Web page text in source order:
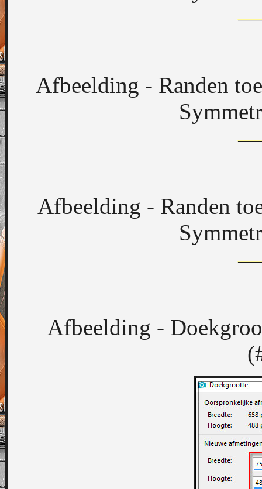
Afbeelding - Randen
Afbeelding - Randen
Afbeelding -